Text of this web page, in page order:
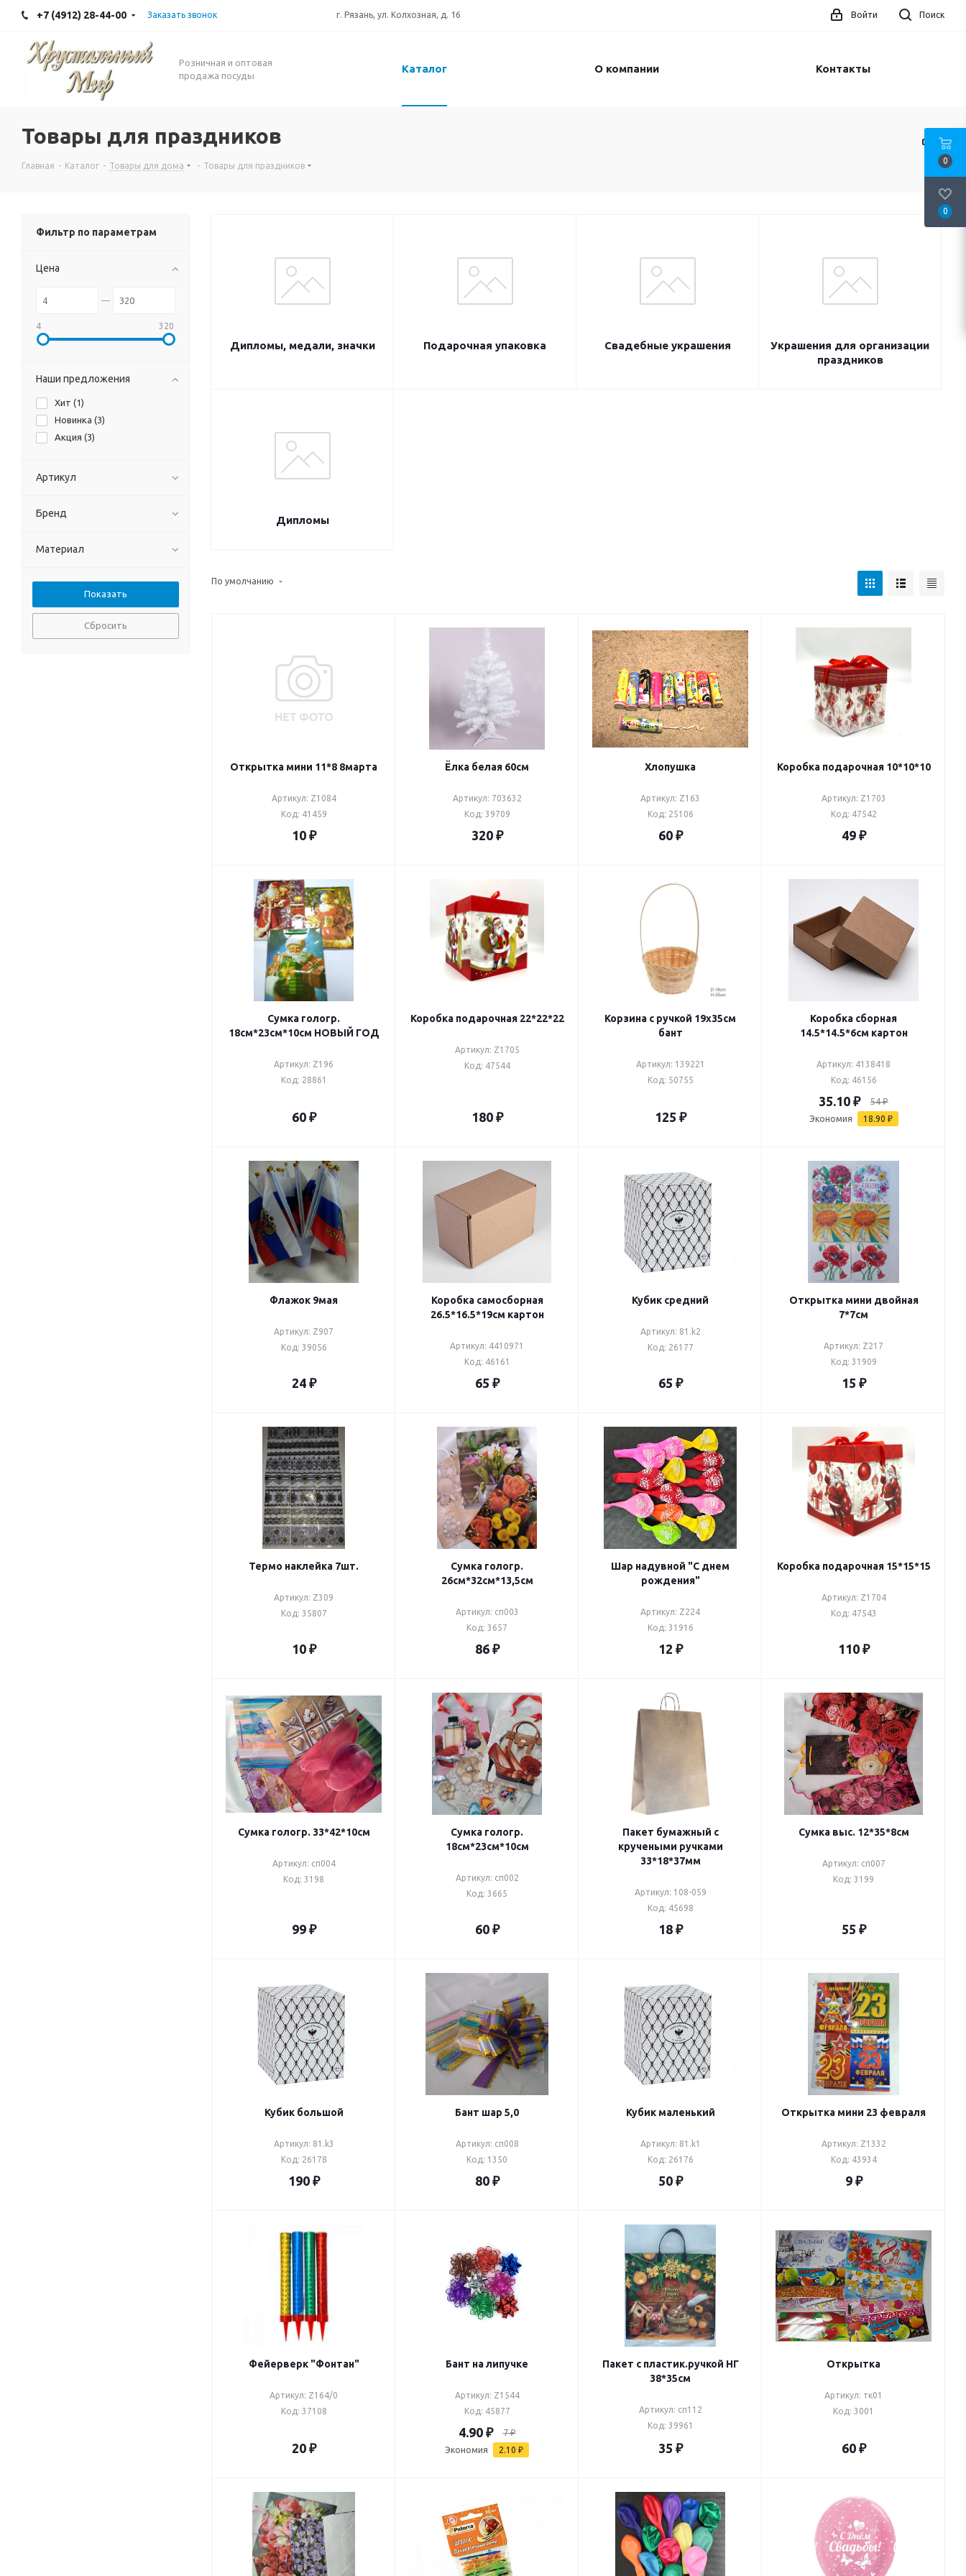
+7 (4912) 28-44-00 Заказать звонок г. Рязань, ул. Колхозная, д. 16 Поиск
Войти
Розничная и оптовая
продажа посуды
Каталог О компании Контакты
Товары для праздников
Главная - Каталог - Товары для дома - Товары для праздников
Дипломы, медали, значки Подарочная упаковка Свадебные украшения
Украшения для организации
праздников
Дипломы
По умолчанию
Открытка мини 11*8 8марта
Артикул: Z1084
Код: 41459
10₽
Ёлка белая 60см
Артикул: 703632
Код: 39709
320₽
Хлопушка
Артикул: Z163
Код: 25106
60₽
Коробка подарочная 10*10*10
Артикул: Z1703
Код: 47542
49₽
Сумка гологр.
18см*23см*10см НОВЫЙ ГОД
Артикул: Z196
Код: 28861
60₽
Коробка подарочная 22*22*22
Артикул: Z1705
Код: 47544
180₽
Корзина с ручкой 19х35см
бант
Артикул: 139221
Код: 50755
125 ₽
Коробка сборная
14.5*14.5*6см картон
Артикул: 4138418
Код: 46156
35.10 ₽ 54₽
Экономия 18.90 ₽
Флажок 9мая
Артикул: Z907
Код: 39056
24₽
Коробка самосборная
26.5*16.5*19см картон
Артикул: 4410971
Код: 46161
65 ₽
Кубик средний
Артикул: 81.k2
Код: 26177
65 ₽
Открытка мини двойная
7*7см
Артикул: Z217
Код: 31909
15 ₽
Термо наклейка 7шт.
Артикул: Z309
Код: 35807
10₽
Сумка гологр.
26см*32см*13,5см
Артикул: сп003
Код: 3657
86₽
Шар надувной "С днем
рождения"
Артикул: Z224
Код: 31916
12 ₽
Коробка подарочная 15*15*15
Артикул: Z1704
Код: 47543
110₽
Сумка гологр. 33*42*10см
Артикул: сп004
Код: 3198
99₽
Сумка гологр.
18см*23см*10см
Артикул: сп002
Код: 3665
60₽
Пакет бумажный с
кручеными ручками
33*18*37мм
Артикул: 108-059
Код: 45698
18₽
Сумка выс. 12*35*8см
Артикул: сп007
Код: 3199
55 ₽
Кубик большой
Артикул: 81.k3
Код: 26178
190₽
Бант шар 5,0
Артикул: сп008
Код: 1350
80₽
Кубик маленький
Артикул: 81.k1
Код: 26176
50₽
Открытка мини 23 февраля
Артикул: Z1332
Код: 43934
9₽
Фейерверк "Фонтан"
Артикул: Z164/0
Код: 37108
20₽
Бант на липучке
Артикул: Z1544
Код: 45877
4.90₽ 7₽
Экономия 2.10 ₽
Пакет с пластик.ручкой НГ
38*35см
Артикул: сп112
Код: 39961
35 ₽
Открытка
Артикул: тк01
Код: 3001
60₽
Фильтр по параметрам
Цена
4 320
Наши предложения
Хит (1)
Новинка (3)
Акция (3)
Артикул
Бренд
Материал
Сбросить
0
0